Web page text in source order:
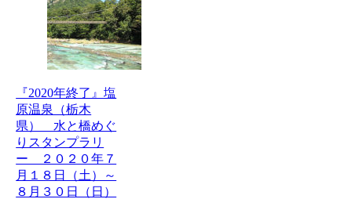
『2020年終了』塩
原温泉（栃木
県） 水と橋めぐ
りスタンプラリ
ー ２０２０年７
月１８日（土）～
８月３０日（日）